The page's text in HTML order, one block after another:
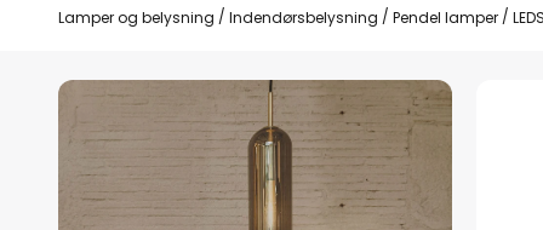
Lamper og belysning Indendørsbelysning Pendel lamper
Gå
slutningen
af
billedgalleriet